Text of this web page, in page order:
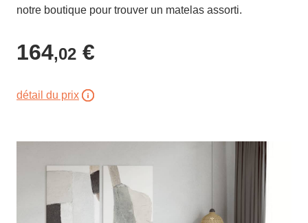
notre boutique pour trouver un matelas assorti.
164,02 €
détail du prix